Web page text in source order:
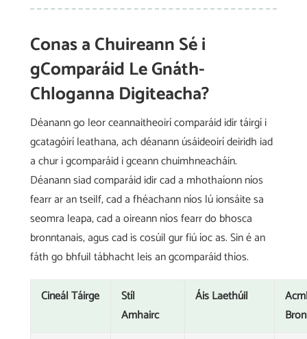
Conas a Chuireann Sé i
gComparáid Le Gnáth-
Chloganna Digiteacha?
Déanann go leor ceannaitheoirí comparáid idir táirgí i
gcatagóirí leathana, ach déanann úsáideoirí deiridh iad
a chur i gcomparáid i gceann chuimhneacháin.
Déanann siad comparáid idir cad a mhothaíonn níos
fearr ar an tseilf, cad a fhéachann níos lú ionsáite sa
seomra leapa, cad a oireann níos fearr do bhosca
bronntanais, agus cad is cosúil gur fiú íoc as. Sin é an
fáth go bhfuil tábhacht leis an gcomparáid thíos.
Cineál Táirge
Stíl
Amhairc
Áis Laethúil